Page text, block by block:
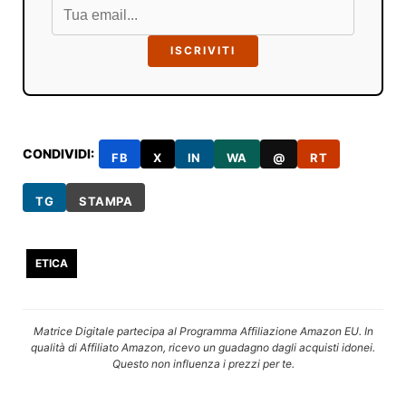
ISCRIVITI
CONDIVIDI: FB X IN WA @ RT
TG STAMPA
ETICA
Matrice Digitale partecipa al Programma Affiliazione Amazon EU. In
qualità di Affiliato Amazon, ricevo un guadagno dagli acquisti idonei.
Questo non influenza i prezzi per te.